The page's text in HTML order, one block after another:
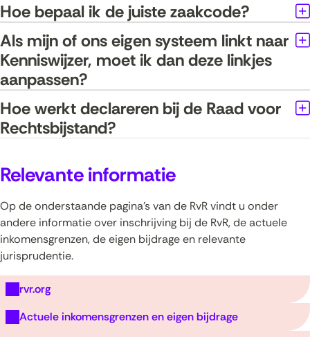
Hoe bepaal ik de juiste zaakcode?
Als mijn of ons eigen systeem linkt naar
Kenniswijzer, moet ik dan deze linkjes
aanpassen?
Hoe werkt declareren bij de Raad voor
Rechtsbijstand?
Relevante informatie
Op de onderstaande pagina’s van de RvR vindt u onder
andere informatie over inschrijving bij de RvR, de actuele
inkomensgrenzen, de eigen bijdrage en relevante
jurisprudentie.
rvr.org(opent
nieuw
Actuele inkomensgrenzen en eigen bijdrage(opent